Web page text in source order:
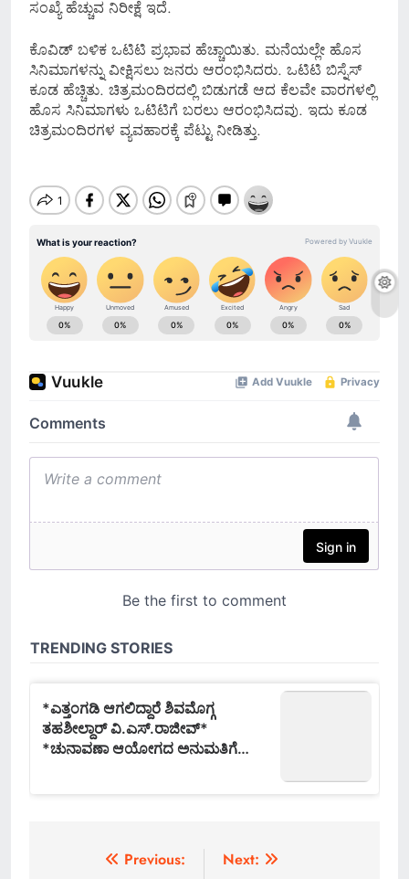
ಸಂಖ್ಯೆ ಹೆಚ್ಚುವ ನಿರೀಕ್ಷೆ ಇದೆ.
ಕೊವಿಡ್ ಬಳಿಕ ಒಟಿಟಿ ಪ್ರಭಾವ ಹೆಚ್ಚಾಯಿತು. ಮನೆಯಲ್ಲೇ ಹೊಸ
ಸಿನಿಮಾಗಳನ್ನು ವೀಕ್ಷಿಸಲು ಜನರು ಆರಂಭಿಸಿದರು. ಒಟಿಟಿ ಬಿಸ್ನೆಸ್
ಕೂಡ ಹೆಚ್ಚಿತು. ಚಿತ್ರಮಂದಿರದಲ್ಲಿ ಬಿಡುಗಡೆ ಆದ ಕೆಲವೇ ವಾರಗಳಲ್ಲಿ
ಹೊಸ ಸಿನಿಮಾಗಳು ಒಟಿಟಿಗೆ ಬರಲು ಆರಂಭಿಸಿದವು. ಇದು ಕೂಡ
ಚಿತ್ರಮಂದಿರಗಳ ವ್ಯವಹಾರಕ್ಕೆ ಪೆಟ್ಟು ನೀಡಿತ್ತು.
Previous:
Next: